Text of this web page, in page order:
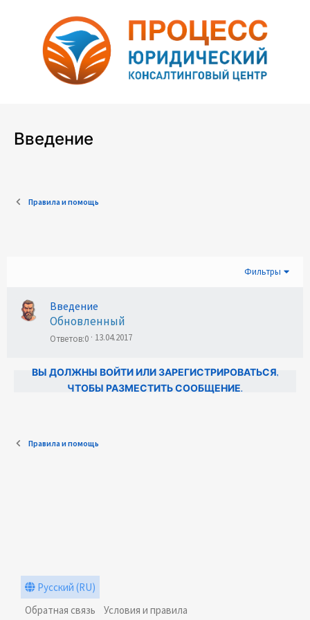
Введение
Правила и помощь
Фильтры
Введение
Обновленный
Ответов 0 13.04.2017
ВЫ ДОЛЖНЫ ВОЙТИ ИЛИ ЗАРЕГИСТРИРОВАТЬСЯ,
ЧТОБЫ РАЗМЕСТИТЬ СООБЩЕНИЕ.
Правила и помощь
Русский (RU)
Обратная связь
Условия и правила